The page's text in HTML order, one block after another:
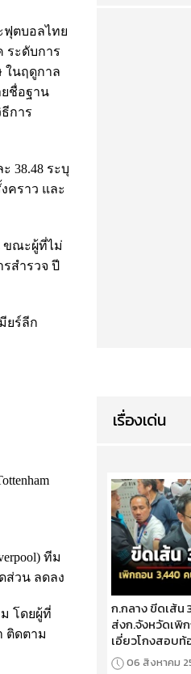
ฟุตบอลไทย
ระดับการ
ในฤดูกาล
ยชื่อฐาน
ธีการ
38.48 ระบุ
คราว และ
ขณะผู้ที่ไม่
สำรวจ ปี
ยร์ลีก
ทีม
ส่วน ลดลง
โดยผู้ที่
ติดตาม
เรื่องเด่น
ก.กลาง ขีดเส้น
ส่งก.จังหวัดเพิ
เอี่ยวโกงสอบท้
06 สิงหาคม